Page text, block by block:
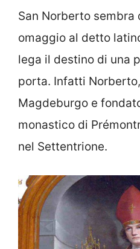
San Norberto
omaggio al detto
lega il destino di una
porta. Infatti
Magdeburgo e
monastico di
nel Settentrione.